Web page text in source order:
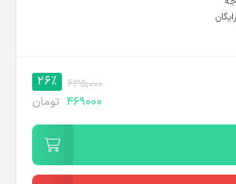
635,000
26%
469000 تومان